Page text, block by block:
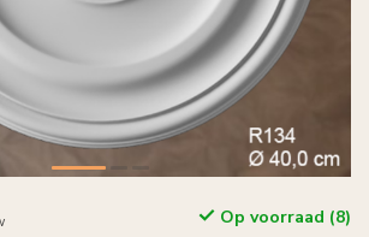
Op voorraad (8)